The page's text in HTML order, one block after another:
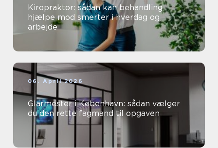
Kiropraktor: sådan kan behandling
hjælpe mod smerter i hverdag og
arbejde
06. April 2026
Glarmester i København: sådan vælger
du den rette fagmand til opgaven